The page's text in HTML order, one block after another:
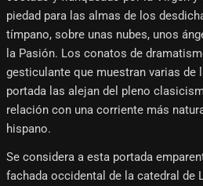
piedad para las almas de los
tímpano, sobre unas nubes, unos
la Pasión. Los conatos de
gesticulante que muestran varias de
portada las alejan del pleno
relación con una corriente más
hispano.
Se considera a esta portada
fachada occidental de la catedral de